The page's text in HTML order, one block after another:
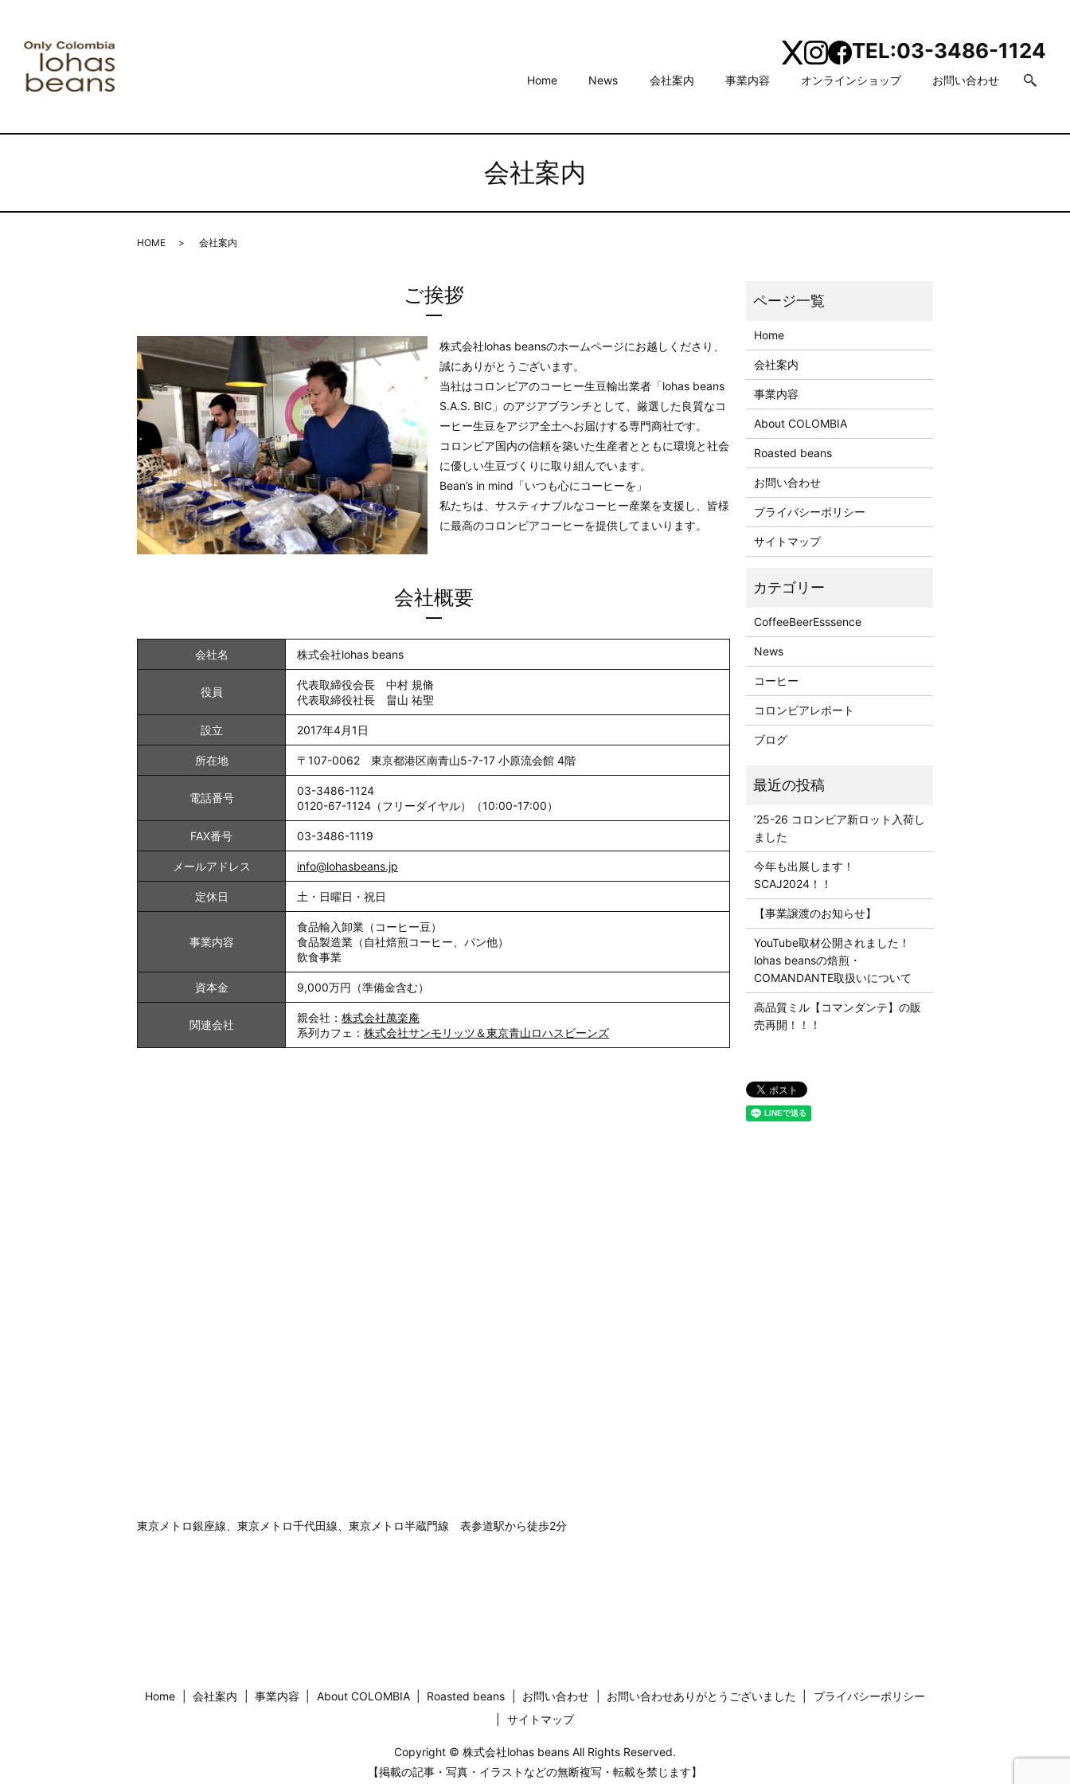
Home News 会社案内 事業内容 オンラインショップ お問い合わせ search
TEL:03-3486-1124
会社案内
HOME 会社案内
ご挨拶
株式会社lohas beansのホームページにお越しくださり、
誠にありがとうございます。
当社はコロンビアのコーヒー生豆輸出業者「lohas beans
S.A.S. BIC」のアジアブランチとして、厳選した良質なコ
ーヒー生豆をアジア全土へお届けする専門商社です。
コロンビア国内の信頼を築いた生産者とともに環境と社会
に優しい生豆づくりに取り組んでいます。
Bean’s in mind「いつも心にコーヒーを」
私たちは、サスティナブルなコーヒー産業を支援し、皆様
に最高のコロンビアコーヒーを提供してまいります。
会社概要
会社名 株式会社lohas beans
役員
代表取締役会長 中村 規脩
代表取締役社長 畠山 祐聖
設立 2017年4月1日
所在地 〒107-0062 東京都港区南⻘山5-7-17 小原流会館 4階
電話番号
03-3486-1124
0120-67-1124（フリーダイヤル）（10:00-17:00）
FAX番号 03-3486-1119
メールアドレス info@lohasbeans.jp
定休日 土・日曜日・祝日
事業内容
食品輸入卸業（コーヒー豆）
食品製造業（自社焙煎コーヒー、パン他）
飲食事業
資本金 9,000万円（準備金含む）
関連会社
親会社： 株式会社萬楽庵
系列カフェ： 株式会社サンモリッツ＆東京青山ロハスビーンズ
東京メトロ銀座線、東京メトロ千代田線、東京メトロ半蔵門線 表参道駅から徒歩2分
Home
会社案内
事業内容
About COLOMBIA
Roasted beans
お問い合わせ
プライバシーポリシー
サイトマップ
CoffeeBeerEsssence
News
コーヒー
コロンビアレポート
ブログ
’25-26 コロンビア新ロット入荷し
ました
今年も出展します！
SCAJ2024！！
【事業譲渡のお知らせ】
YouTube取材公開されました！
lohas beansの焙煎・
COMANDANTE取扱いについて
高品質ミル【コマンダンテ】の販
売再開！！！
Home 会社案内 事業内容 About COLOMBIA Roasted beans お問い合わせ お問い合わせありがとうございました
プライバシーポリシー
サイトマップ
Copyright © 株式会社lohas beans All Rights Reserved.
【掲載の記事・写真・イラストなどの無断複写・転載を禁じます】